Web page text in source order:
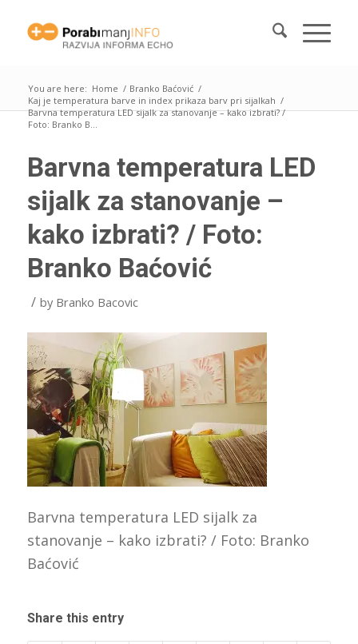
You are here: Home / Branko Baćović /
Kaj je temperatura barve in index prikaza barv pri sijalkah /
Barvna temperatura LED sijalk za stanovanje – kako izbrati? /
Foto: Branko B...
Barvna temperatura LED
sijalk za stanovanje –
kako izbrati? / Foto:
Branko Baćović
/ by Branko Bacovic
Barvna temperatura LED sijalk za
stanovanje – kako izbrati? / Foto: Branko
Baćović
Share this entry